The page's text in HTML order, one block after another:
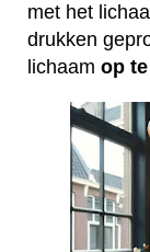
met het
drukken
lichaam op te